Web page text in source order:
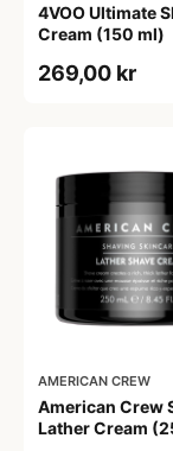
4VOO Ultimate
Cream (150 ml)
269,00 kr
AMERICAN CREW
American Crew
Lather Cream